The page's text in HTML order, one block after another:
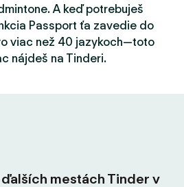
A keď potrebuješ
Passport ťa zavedie do
viac než 40 jazykoch—toto
nájdeš na Tinderi.
mestách Tinder v